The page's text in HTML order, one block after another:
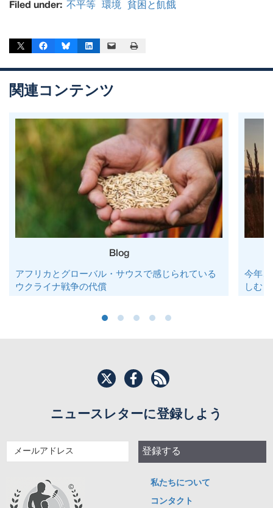
Filed under: 不平等 環境 貧困と飢餓
Share on X Share on FacebookShare on BlueskyShare on LinkedInEmail this Page Print this Page
関連コンテンツ
Blog
アフリカとグローバル・サウスで感じられている
ウクライナ戦争の代償
今年
しむ
ニュースレターに登録しよう
ー
ド
登録する
私たちについて
コンタクト